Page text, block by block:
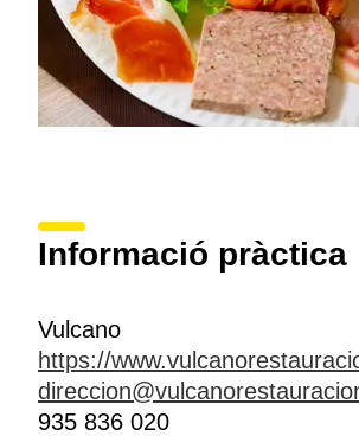
Informació pràctica
Vulcano
https://
935 836 020